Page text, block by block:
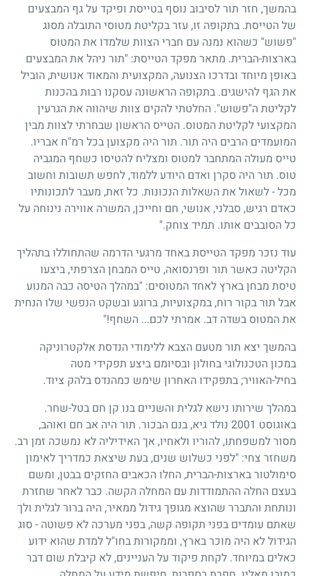
בהמשך, חזר תור לסיבוב נוסף בטייסת ופיקד על גף המבצעים
של הטייסת. בתקופה זו, עזר בקליטת מטוסי התובלה מסוג
"פשוש" כשהוא נמנה עם חברי הצוות שלמדו את המטוס
בארצות-הברית. מתאר מפקד הטייסת: "תור ניהל את המבצעים
באופן מיוחד ובדרכו הצנועה, המקצועית והמאוד אנושית, הוביל
את הגף להישגים. בתקופה הראשונה עסקנו רבות בהכנות
לקליטת ה"פשוש". החלטתי להקים צוות שיהווה את הגרעין
המקצועי לקליטת המטוס. הטייס הראשון שבחרתי לצוות מבין
המועמדים הרבים היה תור. תור היה מקצוען בכל רמ"ח אבריו.
טייס מעולה המתחבר למטוס ומצליח להטיסו כשחף המגביה
טוס. תור היה סקרן ואדם היודע ללמוד, לחפש תשובות וחשוב
מכל - לשאול את השאלות הנכונות. כל זאת, מעבר לתכונותיו
כאדם רגיש, סבלני, אנושי, חם וחייכן, המשרה אווירה נינוחה על
כל הסובבים אותו. תמיד צוחק."
עוד נזכר מפקד הטייסת באחד מרגעי הדרמה שהתחוללו בתהליך
הקליטה כאשר תור ופרנסואה, טייס המבחן הצרפתי, ביצעו
טיסת מבחן בארץ לאחד המטוסים: "במהלך הטיסה כבה המנוע
אבל תור בקור רוח, במקצועיות, ברוגע ובשקט הנפשי שלו הנחית
את המטוס בשדה דב. אמרתי לכם... השחף!"
בהמשך יצא תור מטעם הצבא ללימודי הנדסת אלקטרוניקה
במכון הטכנולוגי בחולון ובסיומם ביצע תפקידי מטה
בחיל-האוויר; בתפקידו האחרון שימש כמהנדס בלהק ציוד.
במהלך שירותו נישא לגלית והשניים בנו קן חם בטל-שחר.
באוגוסט 2001 נולד גיא, בנם הבכור. תור היה אב חם ואוהב,
מסור למשפחתו, להוריו ולאחיו, אך האידיליה לא נמשכה זמן רב.
משחזר צחי: "לפני כשלוש שנים, בעת שיצאת כמדריך לאימון
סימולטור בארצות-הברית, החלו הכאבים החזקים בבטן, ומשם
בעצם החלה ההתמודדות עם המחלה הקשה. כבר לאחר שחזרת
ונותחת והתברר שהוצא מגופך גידול ממאיר, היה ברור לגלית ולך
שאתם עומדים בפני תקופה קשה, בפני מערכה לא פשוטה - סוג
הגידול לא היה מוכר בארץ, וממקורות בחו"ל למדת שהוא ידוע
כאלים במיוחד. לקחת פיקוד על העניינים, לא קיבלת שום דבר